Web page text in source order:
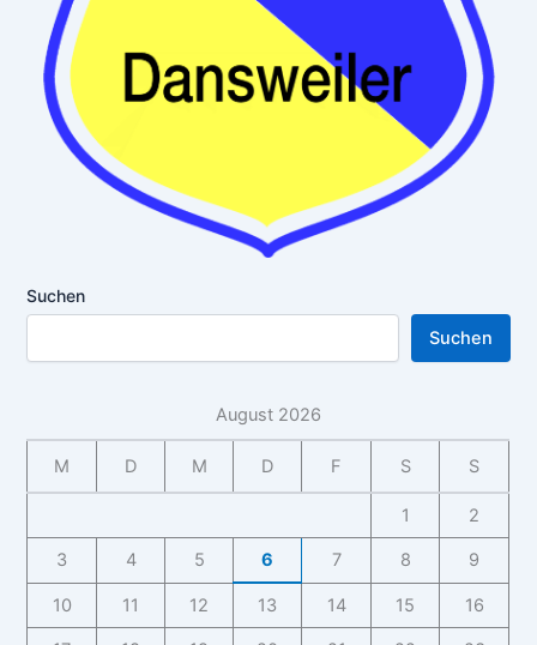
Suchen
Suchen
August 2026
M D M D F S S
1 2
3 4 5 6 7 8 9
10 11 12 13 14 15 16